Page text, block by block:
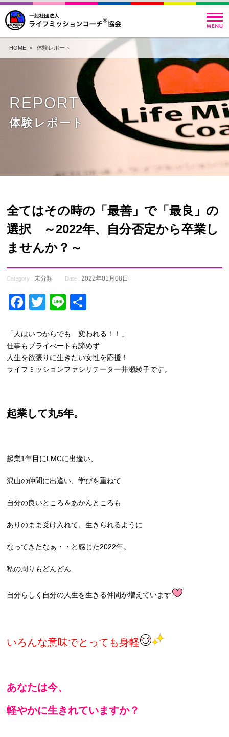
HOME> 体験レポート
REPORT
体験レポート
全てはその時の「最善」で「最良」の
選択 ～2022年、自分否定から卒業し
ませんか？～
Category :未分類 Date : 2022年01月08日
Facebook
Twitter
Line
「人はいつからでも 変われる！！」
仕事もプライべートも諦めず
人生を欲張りに生きたい女性を応援！
ライフミッションファシリテーター井瀬綾子です。
起業して丸5年。
起業1年目にLMCに出逢い、
沢山の仲間に出逢い、学びを重ねて
自分の良いところ＆あかんところも
ありのまま受け入れて、生きられるように
なってきたなぁ・・と感じた2022年。
私の周りもどんどん
自分らしく自分の人生を生きる仲間が増えています
いろんな意味でとっても身軽
あなたは今、
軽やかに生きれていますか？